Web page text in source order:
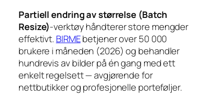
Partiell endring av størrelse (Batch
Resize)-verktøy håndterer store mengder
effektivt. BIRMEbetjener over 50 000
brukere i måneden (2026) og behandler
hundrevis av bilder på én gang med ett
enkelt regelsett — avgjørende for
nettbutikker og profesjonelle porteføljer.